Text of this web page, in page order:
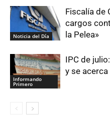
Noticia del Día
Fiscalía de
cargos
la Pelea»
Informando
Primero
IPC de
y se